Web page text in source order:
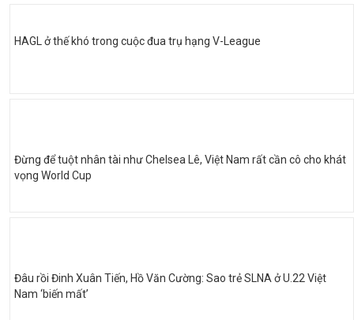
HAGL ở thế khó trong cuộc đua trụ hạng V-League
Đừng để tuột nhân tài như Chelsea Lê, Việt Nam rất cần cô cho khát
vọng World Cup
Đâu rồi Đinh Xuân Tiến, Hồ Văn Cường: Sao trẻ SLNA ở U.22 Việt
Nam ‘biến mất’